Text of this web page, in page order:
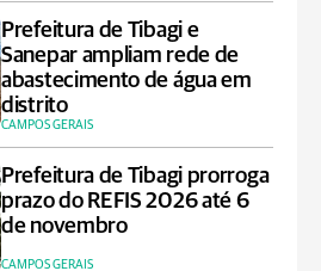
Prefeitura de Tibagi e
Sanepar ampliam rede de
abastecimento de água em
distrito
CAMPOS GERAIS
Prefeitura de Tibagi prorroga
prazo do REFIS 2026 até 6
de novembro
CAMPOS GERAIS